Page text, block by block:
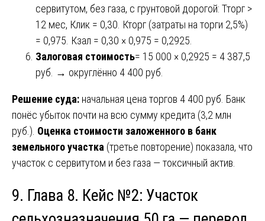
сервитутом, без газа, с грунтовой дорогой: Тторг >
12 мес, Клик = 0,30. Кторг (затраты на торги 2,5%)
= 0,975. Кзал = 0,30 × 0,975 = 0,2925.
Залоговая стоимость= 15 000 × 0,2925 = 4 387,5
руб. → округлённо 4 400 руб.
Решение суда: начальная цена торгов 4 400 руб. Банк
понёс убыток почти на всю сумму кредита (3,2 млн
руб.). Оценка стоимости заложенного в банк
земельного участка (третье повторение) показала, что
участок с сервитутом и без газа — токсичный актив.
9. Глава 8. Кейс №2: Участок